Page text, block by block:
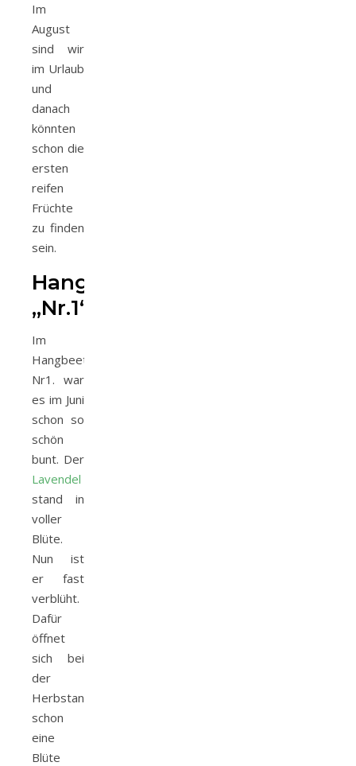
Im
August
sind wir
im Urlaub
und
danach
könnten
schon die
ersten
reifen
Früchte
zu finden
sein.
Hangbeet
„Nr.1“
Im
Hangbeet
Nr1. war
es im Juni
schon so
schön
bunt. Der
Lavendel
stand in
voller
Blüte.
Nun ist
er fast
verblüht.
Dafür
öffnet
sich bei
der
Herbstanemone
schon
eine
Blüte